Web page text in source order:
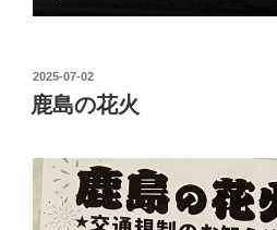
投
稿
日:
2025-07-02
鹿島の花火